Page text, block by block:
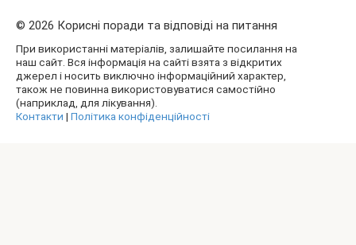
© 2026 Корисні поради та відповіді на питання
При використанні матеріалів, залишайте посилання на
наш сайт. Вся інформація на сайті взята з відкритих
джерел і носить виключно інформаційний характер,
також не повинна використовуватися самостійно
(наприклад, для лікування).
Контакти | Політика конфіденційності